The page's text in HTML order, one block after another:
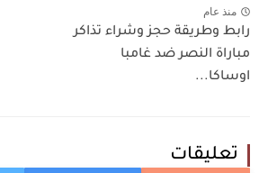
منذ عام
رابط وطريقة حجز وشراء تذاكر
مباراة النصر ضد غامبا
اوساكا...
تعليقات